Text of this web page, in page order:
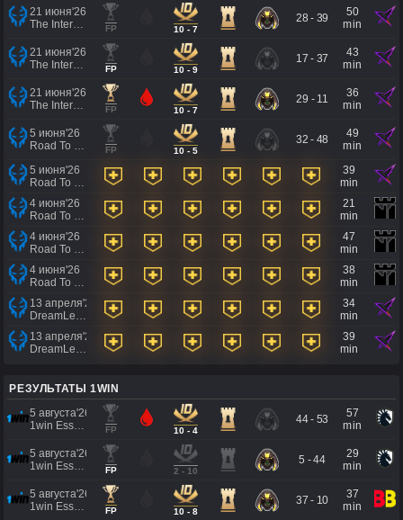
21 июня'26
FP 10 - 7
28 - 39
50
min
21 июня'26
FP 10 - 9
17 - 37
43
min
21 июня'26
FP 10 - 7
29 - 11
36
min
5 июня'26
FP 10 - 5
32 - 48
49
min
5 июня'26
39
min
4 июня'26
21
min
4 июня'26
47
min
4 июня'26
38
min
13 апреля'26
34
min
13 апреля'26
39
min
РЕЗУЛЬТАТЫ 1WIN
5 августа'26
FP 10 - 4
44 - 53
57
min
5 августа'26
FP 2 - 10
5 - 44
29
min
5 августа'26
FP 10 - 8
37 - 10
37
min